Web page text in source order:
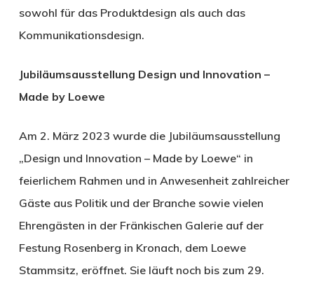
sowohl für das Produktdesign als auch das
Kommunikationsdesign.
Jubiläumsausstellung Design und Innovation –
Made by Loewe
Am 2. März 2023 wurde die Jubiläumsausstellung
„Design und Innovation – Made by Loewe“ in
feierlichem Rahmen und in Anwesenheit zahlreicher
Gäste aus Politik und der Branche sowie vielen
Ehrengästen in der Fränkischen Galerie auf der
Festung Rosenberg in Kronach, dem Loewe
Stammsitz, eröffnet. Sie läuft noch bis zum 29.